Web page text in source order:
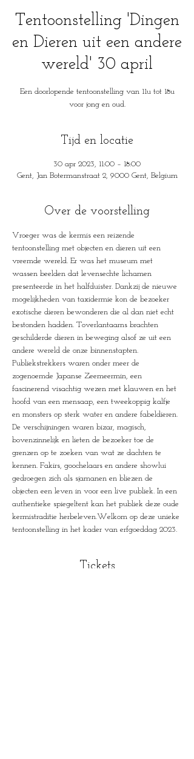
Tentoonstelling 'Dingen
en Dieren uit een andere
wereld' 30 april
Een doorlopende tentoonstelling van 11u tot 18u
voor jong en oud.
Tijd en locatie
30 apr 2023, 11:00 – 18:00
Gent, Jan Botermanstraat 2, 9000 Gent, Belgium
Over de voorstelling
Vroeger was de kermis een reizende
tentoonstelling met objecten en dieren uit een
vreemde wereld. Er was het museum met
wassen beelden dat levensechte lichamen
presenteerde in het halfduister. Dankzij de nieuwe
mogelijkheden van taxidermie kon de bezoeker
exotische dieren bewonderen die al dan niet echt
bestonden hadden. Toverlantaarns brachten
geschilderde dieren in beweging alsof ze uit een
andere wereld de onze binnenstapten.
Publiekstrekkers waren onder meer de
zogenoemde Japanse Zeemeermin, een
fascinerend visachtig wezen met klauwen en het
hoofd van een mensaap, een tweekoppig kalfje
en monsters op sterk water en andere fabeldieren.
De verschijningen waren bizar, magisch,
bovenzinnelijk en lieten de bezoeker toe de
grenzen op te zoeken van wat ze dachten te
kennen. Fakirs, goochelaars en andere showlui
gedroegen zich als sjamanen en bliezen de
objecten een leven in voor een live publiek. In een
authentieke spiegeltent kan het publiek deze oude
kermistraditie herbeleven.Welkom op deze unieke
tentoonstelling in het kader van erfgoeddag 2023.
Tickets